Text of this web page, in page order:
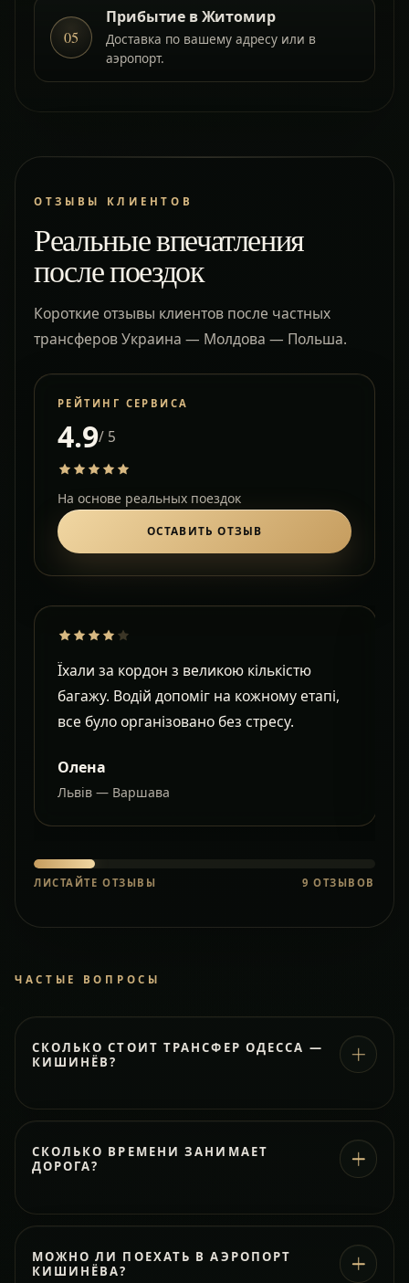
05
Прибытие в Житомир
Доставка по вашему адресу или в
аэропорт.
ОТЗЫВЫ КЛИЕНТОВ
Реальные впечатления
после поездок
Короткие отзывы клиентов после частных
трансферов Украина — Молдова — Польша.
РЕЙТИНГ СЕРВИСА
4.9/ 5
На основе реальных поездок
ОСТАВИТЬ ОТЗЫВ
Їхали за кордон з великою кількістю
багажу. Водій допоміг на кожному етапі,
все було організовано без стресу.
Олена
Львів — Варшава
ЛИСТАЙТЕ ОТЗЫВЫ 9 ОТЗЫВОВ
ЧАСТЫЕ ВОПРОСЫ
СКОЛЬКО СТОИТ ТРАНСФЕР ОДЕССА —
КИШИНЁВ?
СКОЛЬКО ВРЕМЕНИ ЗАНИМАЕТ
ДОРОГА?
МОЖНО ЛИ ПОЕХАТЬ В АЭРОПОРТ
КИШИНЁВА?